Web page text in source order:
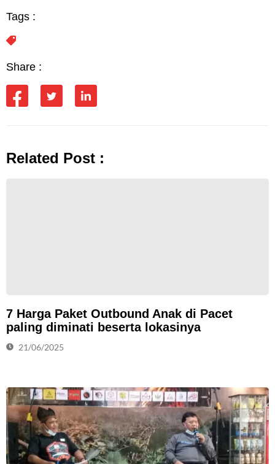
Tags :
Share :
Related Post :
7 Harga Paket Outbound Anak di Pacet
paling diminati beserta lokasinya
21/06/2025